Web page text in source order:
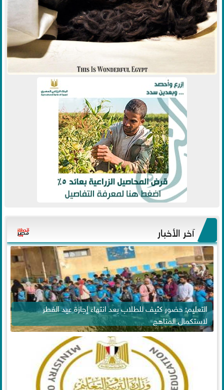
آخر الأخبار
التعليم: حضور كثيف للطلاب بعد انتهاء إجازة عيد الفطر
لاستكمال المناهج